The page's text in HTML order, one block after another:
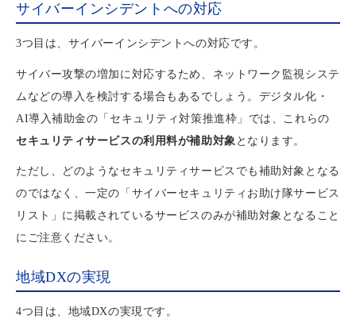
サイバーインシデントへの対応
3つ目は、サイバーインシデントへの対応です。
サイバー攻撃の増加に対応するため、ネットワーク監視システ
ムなどの導入を検討する場合もあるでしょう。デジタル化・
AI導入補助金の「セキュリティ対策推進枠」では、これらの
セキュリティサービスの利用料が補助対象 となります。
ただし、どのようなセキュリティサービスでも補助対象となる
のではなく、一定の「サイバーセキュリティお助け隊サービス
リスト」に掲載されているサービスのみが補助対象となること
にご注意ください。
地域DXの実現
4つ目は、地域DXの実現です。